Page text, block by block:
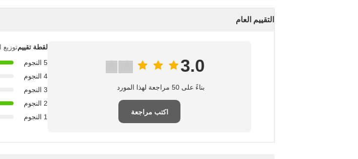
التقييم العام
3.0
بناءً على 50 مراجعة لهذا المورد
اكتب مراجعة
لقطة تقييمتوزيع
5 النجوم
4 النجوم
3 النجوم
2 النجوم
1 النجوم